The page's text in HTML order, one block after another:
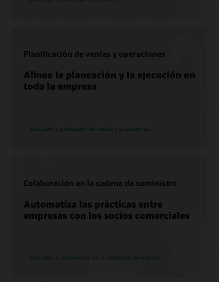
Consultoría
Planificación de ventas y operaciones
Alinea la planeación y la ejecución en
toda la empresa
Descubre la planeación de ventas y operaciones
Colaboración en la cadena de suministro
Automatiza las prácticas entre
empresas con los socios comerciales
Descubre la colaboración de la cadena de suministro